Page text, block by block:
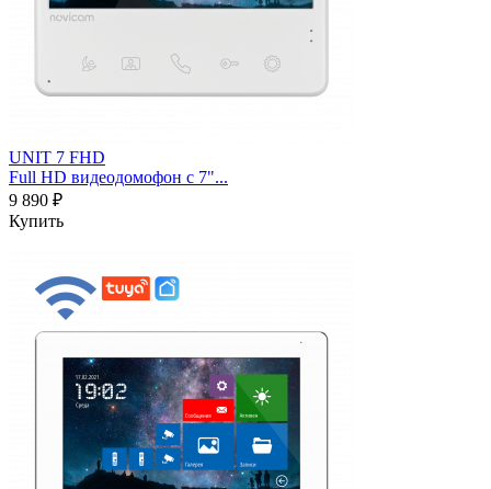
UNIT 7 FHD
Full HD видеодомофон с 7"...
9 890 ₽
Купить